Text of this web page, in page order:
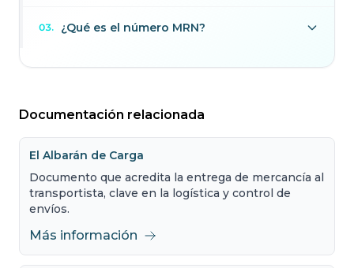
03. ¿Qué es el número MRN?
Documentación relacionada
El Albarán de Carga
Documento que acredita la entrega de mercancía al
transportista, clave en la logística y control de
envíos.
Más información